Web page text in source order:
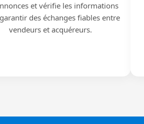
et vérifie les informations
des échanges fiables entre
vendeurs et acquéreurs.